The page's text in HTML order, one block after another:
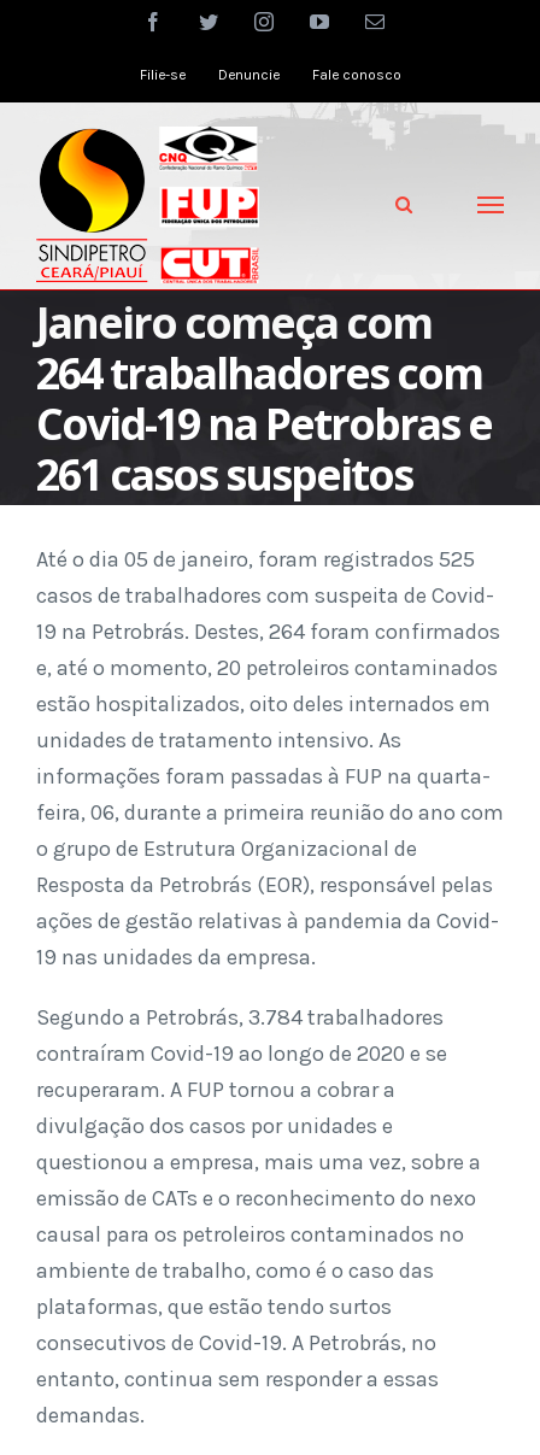
facebooktwitter instagramyoutubeEmail
Filie-se Denuncie Fale conosco
Janeiro começa com
264 trabalhadores com
Covid-19 na Petrobras e
261 casos suspeitos
Até o dia 05 de janeiro, foram registrados 525
casos de trabalhadores com suspeita de Covid-
19 na Petrobrás. Destes, 264 foram confirmados
e, até o momento, 20 petroleiros contaminados
estão hospitalizados, oito deles internados em
unidades de tratamento intensivo. As
informações foram passadas à FUP na quarta-
feira, 06, durante a primeira reunião do ano com
o grupo de Estrutura Organizacional de
Resposta da Petrobrás (EOR), responsável pelas
ações de gestão relativas à pandemia da Covid-
19 nas unidades da empresa.
Segundo a Petrobrás, 3.784 trabalhadores
contraíram Covid-19 ao longo de 2020 e se
recuperaram. A FUP tornou a cobrar a
divulgação dos casos por unidades e
questionou a empresa, mais uma vez, sobre a
emissão de CATs e o reconhecimento do nexo
causal para os petroleiros contaminados no
ambiente de trabalho, como é o caso das
plataformas, que estão tendo surtos
consecutivos de Covid-19. A Petrobrás, no
entanto, continua sem responder a essas
demandas.